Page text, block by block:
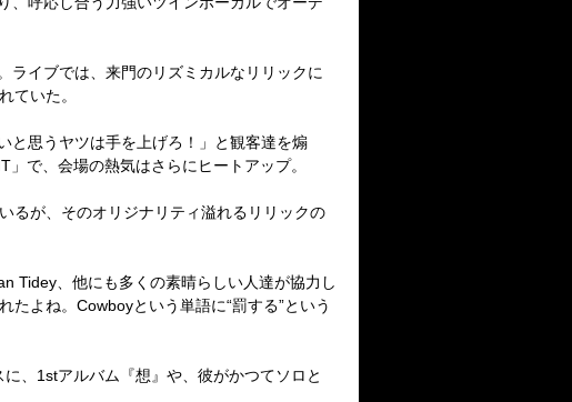
イブでは、来門のリズミカルなリリックに
ていた。
と思うヤツは手を上げろ！」と観客達を煽
で、会場の熱気はさらにヒートアップ。
るが、そのオリジナリティ溢れるリリックの
Tidey、他にも多くの素晴らしい人達が協力し
よね。Cowboyという単語に“罰する”という
、1stアルバム『想』や、彼がかつてソロと